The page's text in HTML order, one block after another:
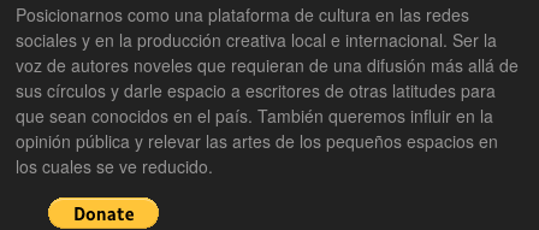
Posicionarnos como una plataforma de cultura en las redes
sociales y en la producción creativa local e internacional. Ser la
voz de autores noveles que requieran de una difusión más allá de
sus círculos y darle espacio a escritores de otras latitudes para
que sean conocidos en el país. También queremos influir en la
opinión pública y relevar las artes de los pequeños espacios en
los cuales se ve reducido.